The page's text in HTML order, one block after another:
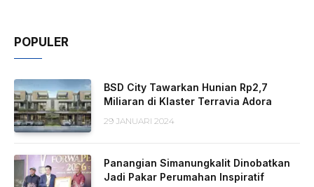
POPULER
BSD City Tawarkan Hunian Rp2,7
Miliaran di Klaster Terravia Adora
29 JANUARI 2024
Panangian Simanungkalit Dinobatkan
Jadi Pakar Perumahan Inspiratif